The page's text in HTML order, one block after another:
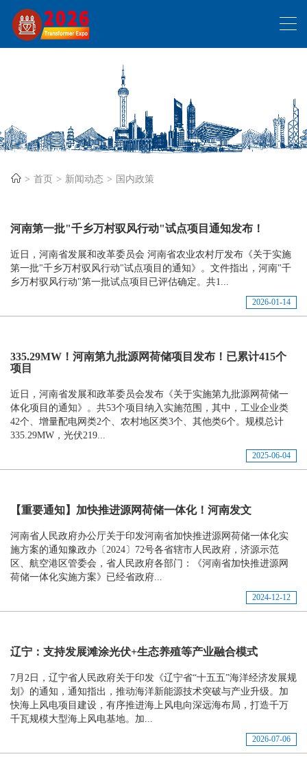
首页 新闻动态 国内政策
河南第一批"千乡万村驭风行动"试点项目通知发布！
近日，河南省发展和改革委员会 河南省农业农村厅发布《关于实施
第一批"千乡万村驭风行动"试点项目的通知》。文件指出，河南"千
乡万村驭风行动"第一批试点项目已评估确定。共1...
2026-01-14
335.29MW！河南第九批源网荷储项目发布！已累计415个
项目
近日，河南省发展和政革委员会发布《关于实施第九批源网荷储一
体化项目的通知》。共53个项目纳入实施范围，其中，工业企业类
42个、增量配电网类2个、农村地区类3个、其他类6个。规模总计
335.29MW，光伏219...
2025-06-04
【重要通知】加快推进源网荷储一体化！河南发文
河南省人民政府办公厅关于印发河南省加快推进源网荷储一体化实
施方案的通知豫政办〔2024〕72号各省辖市人民政府，济源示范
区、航空港区管委会，省人民政府各部门：《河南省加快推进源网
荷储一体化实施方案》已经省政府...
2024-12-12
辽宁：支持发展滩涂光伏+生态养殖等产业融合模式
7月2日，辽宁省人民政府关于印发《辽宁省“十五五”海洋经济发展规
划》的通知，通知指出，推动海洋新能源技术突破与产业升级。加
快海上风电项目建设，有序推进海上风电向深远海布局，打造千万
千瓦规模大型海上风电基地。加...
2026-07-06